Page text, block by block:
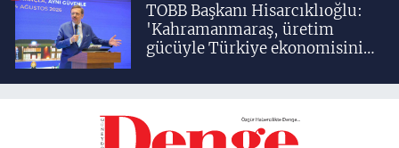
TOBB Başkanı Hisarcıklıoğlu:
'Kahramanmaraş, üretim
gücüyle Türkiye ekonomisinin
birisidir'